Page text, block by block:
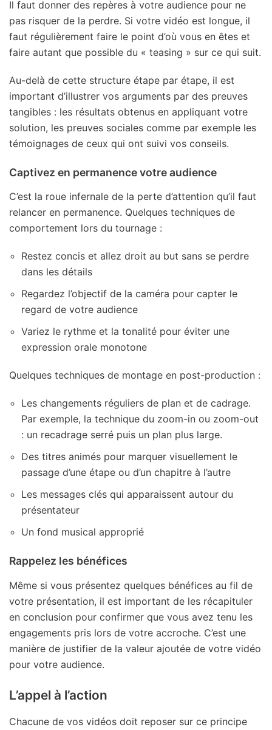
Il faut donner des repères à votre audience pour ne
pas risquer de la perdre. Si votre vidéo est longue, il
faut régulièrement faire le point d’où vous en êtes et
faire autant que possible du « teasing » sur ce qui suit.
Au-delà de cette structure étape par étape, il est
important d’illustrer vos arguments par des preuves
tangibles : les résultats obtenus en appliquant votre
solution, les preuves sociales comme par exemple les
témoignages de ceux qui ont suivi vos conseils.
Captivez en permanence votre audience
C’est la roue infernale de la perte d’attention qu’il faut
relancer en permanence. Quelques techniques de
comportement lors du tournage :
Restez concis et allez droit au but sans se perdre
dans les détails
Regardez l’objectif de la caméra pour capter le
regard de votre audience
Variez le rythme et la tonalité pour éviter une
expression orale monotone
Quelques techniques de montage en post-production :
Les changements réguliers de plan et de cadrage.
Par exemple, la technique du zoom-in ou zoom-out
: un recadrage serré puis un plan plus large.
Des titres animés pour marquer visuellement le
passage d’une étape ou d’un chapitre à l’autre
Les messages clés qui apparaissent autour du
présentateur
Un fond musical approprié
Rappelez les bénéfices
Même si vous présentez quelques bénéfices au fil de
votre présentation, il est important de les récapituler
en conclusion pour confirmer que vous avez tenu les
engagements pris lors de votre accroche. C’est une
manière de justifier de la valeur ajoutée de votre vidéo
pour votre audience.
L’appel à l’action
Chacune de vos vidéos doit reposer sur ce principe